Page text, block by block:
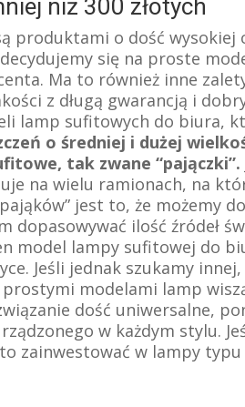
niż 300 złotych
produktami o dość wysokiej
się na proste
Ma to również inne
z długą gwarancją i
lamp sufitowych do biura,
o średniej i dużej
tak zwane “pajączki”.
na wielu ramionach, na
jest to, że możemy
dopasowywać ilość źródeł
model lampy sufitowej do
Jeśli jednak szukamy
modelami lamp
dość uniwersalne,
w każdym stylu.
zainwestować w lampy